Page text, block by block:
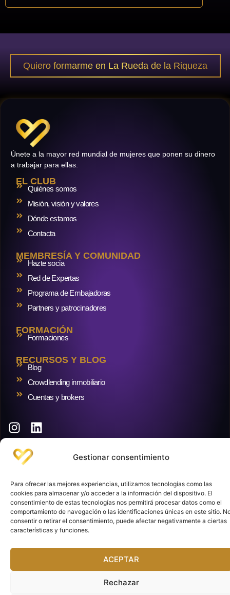
Gestionar consentimiento
Para ofrecer las mejores experiencias, utilizamos tecnologías como las
cookies para almacenar y/o acceder a la información del dispositivo. El
consentimiento de estas tecnologías nos permitirá procesar datos como el
comportamiento de navegación o las identificaciones únicas en este sitio.
consentir o retirar el consentimiento, puede afectar negativamente a ciertas
características y funciones.
ACEPTAR
Rechazar
Quiero formarme en La Rueda de la Riqueza
Únete a la mayor red mundial de mujeres que ponen su dinero
a trabajar para ellas.
EL CLUB
Quiénes somos
Misión, visión y valores
Dónde estamos
Contacta
MEMBRESÍA Y COMUNIDAD
Hazte socia
Red de Expertas
Programa de Embajadoras
Partners y patrocinadores
FORMACIÓN
Formaciones
RECURSOS Y BLOG
Blog
Crowdlending inmobiliario
Cuentas y brokers
28046 Madrid. España.
Aviso Legal
Política de Privacidad Política de Cookies
delegamos en profesionales las consultas y contenidos especializados en
inversión, ajenos a nosotras. Las rentabilidades pasadas no garantizan
rentabilidades futuras. El dinero invertido puede perderse total o parcialmente.
Solo debes invertir aquello que puedas permitirte perder.